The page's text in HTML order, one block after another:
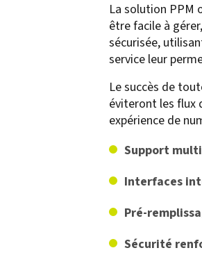
La solution PPM
être facile à
sécurisée,
service leur
Le succès de
éviteront les flux
expérience de
Support
Interfaces
Pré-
Sécurité